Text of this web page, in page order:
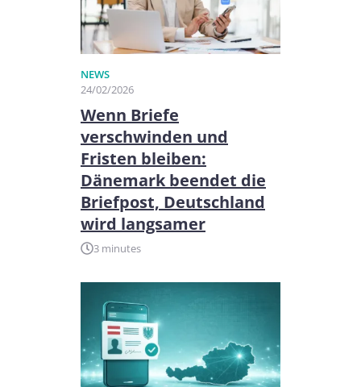
NEWS
24/02/2026
Wenn Briefe
verschwinden und
Fristen bleiben:
Dänemark beendet die
Briefpost, Deutschland
wird langsamer
3 minutes